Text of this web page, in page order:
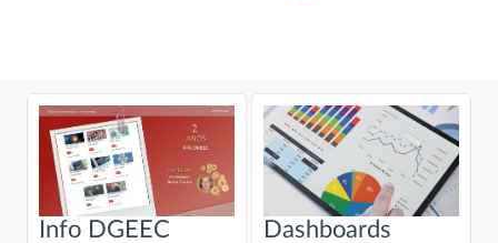
Info DGEEC Dashboards